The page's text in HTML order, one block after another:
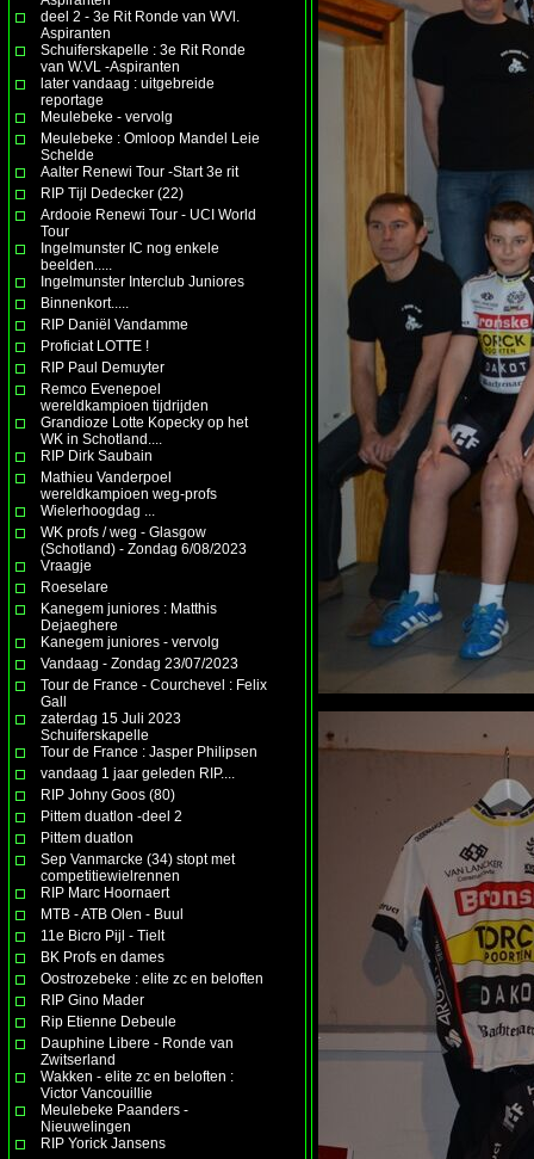
deel 2 - 3e Rit Ronde van WVl.
Aspiranten
Schuiferskapelle : 3e Rit Ronde
van W.VL -Aspiranten
later vandaag : uitgebreide
reportage
Meulebeke - vervolg
Meulebeke : Omloop Mandel Leie
Schelde
Aalter Renewi Tour -Start 3e rit
RIP Tijl Dedecker (22)
Ardooie Renewi Tour - UCI World
Tour
Ingelmunster IC nog enkele
beelden.....
Ingelmunster Interclub Juniores
Binnenkort.....
RIP Daniël Vandamme
Proficiat LOTTE !
RIP Paul Demuyter
Remco Evenepoel
wereldkampioen tijdrijden
Grandioze Lotte Kopecky op het
WK in Schotland....
RIP Dirk Saubain
Mathieu Vanderpoel
wereldkampioen weg-profs
Wielerhoogdag ...
WK profs / weg - Glasgow
(Schotland) - Zondag 6/08/2023
Vraagje
Roeselare
Kanegem juniores : Matthis
Dejaeghere
Kanegem juniores - vervolg
Vandaag - Zondag 23/07/2023
Tour de France - Courchevel : Felix
Gall
zaterdag 15 Juli 2023
Schuiferskapelle
Tour de France : Jasper Philipsen
vandaag 1 jaar geleden RIP....
RIP Johny Goos (80)
Pittem duatlon -deel 2
Pittem duatlon
Sep Vanmarcke (34) stopt met
competitiewielrennen
RIP Marc Hoornaert
MTB - ATB Olen - Buul
11e Bicro Pijl - Tielt
BK Profs en dames
Oostrozebeke : elite zc en beloften
RIP Gino Mader
Rip Etienne Debeule
Dauphine Libere - Ronde van
Zwitserland
Wakken - elite zc en beloften :
Victor Vancouillie
Meulebeke Paanders -
Nieuwelingen
RIP Yorick Jansens